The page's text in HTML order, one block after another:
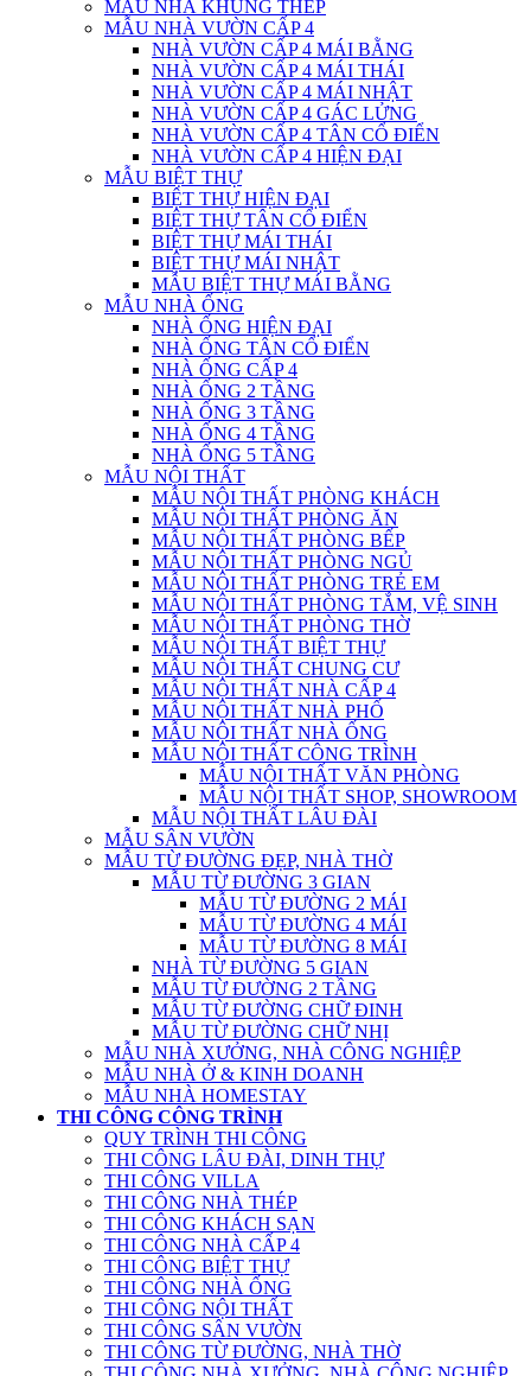
MẪU NHÀ KHUNG THÉP
MẪU NHÀ VƯỜN CẤP 4
NHÀ VƯỜN CẤP 4 MÁI BẰNG
NHÀ VƯỜN CẤP 4 MÁI THÁI
NHÀ VƯỜN CẤP 4 MÁI NHẬT
NHÀ VƯỜN CẤP 4 GÁC LỬNG
NHÀ VƯỜN CẤP 4 TÂN CỔ ĐIỂN
NHÀ VƯỜN CẤP 4 HIỆN ĐẠI
MẪU BIỆT THỰ
BIỆT THỰ HIỆN ĐẠI
BIỆT THỰ TÂN CỔ ĐIỂN
BIỆT THỰ MÁI THÁI
BIỆT THỰ MÁI NHẬT
MẪU BIỆT THỰ MÁI BẰNG
MẪU NHÀ ỐNG
NHÀ ỐNG HIỆN ĐẠI
NHÀ ỐNG TÂN CỔ ĐIỂN
NHÀ ỐNG CẤP 4
NHÀ ỐNG 2 TẦNG
NHÀ ỐNG 3 TẦNG
NHÀ ỐNG 4 TẦNG
NHÀ ỐNG 5 TẦNG
MẪU NỘI THẤT
MẪU NỘI THẤT PHÒNG KHÁCH
MẪU NỘI THẤT PHÒNG ĂN
MẪU NỘI THẤT PHÒNG BẾP
MẪU NỘI THẤT PHÒNG NGỦ
MẪU NỘI THẤT PHÒNG TRẺ EM
MẪU NỘI THẤT PHÒNG TẮM, VỆ SINH
MẪU NỘI THẤT PHÒNG THỜ
MẪU NỘI THẤT BIỆT THỰ
MẪU NỘI THẤT CHUNG CƯ
MẪU NỘI THẤT NHÀ CẤP 4
MẪU NỘI THẤT NHÀ PHỐ
MẪU NỘI THẤT NHÀ ỐNG
MẪU NỘI THẤT CÔNG TRÌNH
MẪU NỘI THẤT VĂN PHÒNG
MẪU NỘI THẤT SHOP, SHOWROOM
MẪU NỘI THẤT LÂU ĐÀI
MẪU SÂN VƯỜN
MẪU TỪ ĐƯỜNG ĐẸP, NHÀ THỜ
MẪU TỪ ĐƯỜNG 3 GIAN
MẪU TỪ ĐƯỜNG 2 MÁI
MẪU TỪ ĐƯỜNG 4 MÁI
MẪU TỪ ĐƯỜNG 8 MÁI
NHÀ TỪ ĐƯỜNG 5 GIAN
MẪU TỪ ĐƯỜNG 2 TẦNG
MẪU TỪ ĐƯỜNG CHỮ ĐINH
MẪU TỪ ĐƯỜNG CHỮ NHỊ
MẪU NHÀ XƯỞNG, NHÀ CÔNG NGHIỆP
MẪU NHÀ Ở & KINH DOANH
MẪU NHÀ HOMESTAY
THI CÔNG CÔNG TRÌNH
QUY TRÌNH THI CÔNG
THI CÔNG LÂU ĐÀI, DINH THỰ
THI CÔNG VILLA
THI CÔNG NHÀ THÉP
THI CÔNG KHÁCH SẠN
THI CÔNG NHÀ CẤP 4
THI CÔNG BIỆT THỰ
THI CÔNG NHÀ ỐNG
THI CÔNG NỘI THẤT
THI CÔNG SÂN VƯỜN
THI CÔNG TỪ ĐƯỜNG, NHÀ THỜ